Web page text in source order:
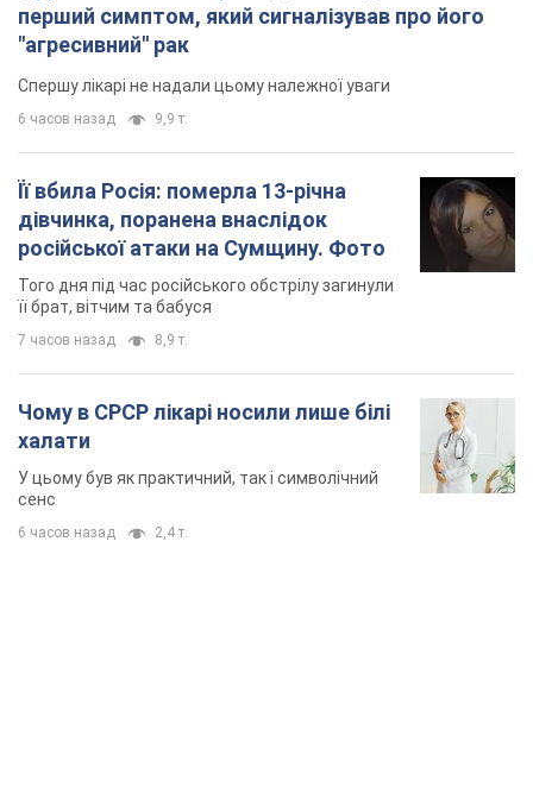
7 часов назад 8,9 т.
Чому в СРСР лікарі носили лише білі
халати
6 часов назад 2,4 т.